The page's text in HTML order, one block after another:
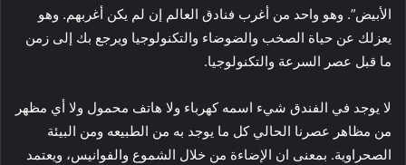
الأبيض”. وهو واحد من أغرب فنادق العالم إن لم يكن أغربهم. وهو
يعزلك عن حياة الصخب والضوضاء والتكنولوجيا ويرجع بك إلى زمن
ما قبل عصر السرعة والتكنولوجيا.
لا يوجد في الفندق شيء اسمه كهرباء ولا هاتف محمول ولا أي مظهر
من مظاهر عصرنا الحالي كل ما يوجد به من الطبيعه ومن البيئة
الصحراوية. بمعنى ان الإضاءة من خلال الشموع والفوانيس، ويعتمد